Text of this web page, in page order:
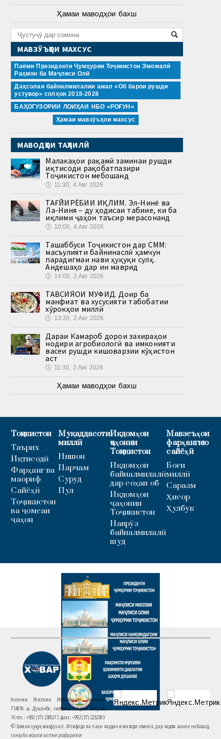
Ҳамаи маводҳои бахш
МАВЗӮЪҲОИ МАХСУС
Паёми Президенти Ҷумҳурии Тоҷикистон Эмомалӣ
Раҳмон ба Маҷлиси Олӣ
Даҳсолаи байналмилалии амал «Об барои рушди
устувор» солҳои 2018-2028
БАҲОГУЗОРИИ ЛОИҲАИ НБО «РОҒУН»
Ҳамаи мавзӯъҳои махсус
МАВОДҲОИ ТАҲЛИЛӢ
Малакаҳои рақамӣ заминаи рушди
иқтисоди рақобатпазири
Тоҷикистон мебошанд
🕔 11:30, 4.Авг 2026
ТАҒЙИРЁБИИ ИҚЛИМ. Эл-Нинё ва
Ла-Ниня – ду ҳодисаи табиие, ки ба
иқлими ҷаҳон таъсир мерасонанд
🕔 10:00, 4.Авг 2026
Ташаббуси Тоҷикистон дар СММ:
масъулияти байнинаслӣ ҳамчун
парадигмаи нави ҳуқуқи сулҳ.
Андешаҳо дар ин маврид
🕔 14:00, 2.Авг 2026
ТАВСИЯҲОИ МУФИД. Доир ба
манфиат ва хусусияти табобатии
хӯрокҳои миллӣ
🕔 13:30, 2.Авг 2026
Дараи Камароб дорои захираҳои
нодири агробиологӣ ва имконияти
васеи рушди кишоварзии кӯҳистон
аст
🕔 11:30, 2.Авг 2026
Ҳамаи маводҳои бахш
Тоҷикистон
Таърих
Иқтисодӣ
Фарҳанг ва
маориф
Сайёҳӣ
Тоҷикистон
ва ҷомеаи
ҷаҳон
Муқаддасоти
миллӣ
Нишон
Парчам
Суруд
Пул
Иқдомҳои
ҷаҳонии
Тоҷикистон
Иқдомҳои
байналмилалӣ
дар соҳаи об
Иқдомҳои
ҷаҳонии
Тоҷикистон
Наврӯз
байналмилалӣ
шуд
Мавзеъҳои
фарҳангию
сайёҳӣ
Боғи
миллӣ
Саразм
Ҳисор
Ҳулбук
Агентии Миллии Иттилоотии Тоҷикистон
734018. ш. Душанбе, хиёбони Саъдии Шерозӣ,
16 тел.: +992 (37) 2385217, факс: +992 (37) 2232383
© Ҳамаи ҳуқуқ маҳфуз аст. Истифода ва паҳн кардани маводи сомона, дар кадом шакле набошад,
танҳо бо иҷозати хаттии роҳбарияти